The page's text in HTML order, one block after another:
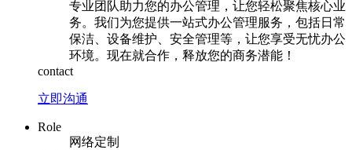
专业团队助力您的办公管理，让您轻松聚焦核心业
务。我们为您提供一站式办公管理服务，包括日常
保洁、设备维护、安全管理等，让您享受无忧办公
环境。现在就合作，释放您的商务潜能！
contact
立即沟通
Role
网络定制